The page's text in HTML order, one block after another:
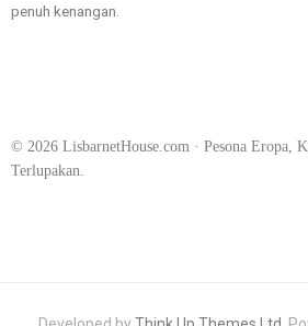
penuh kenangan.
© 2026 LisbarnetHouse.com · Pesona Eropa,
Terlupakan.